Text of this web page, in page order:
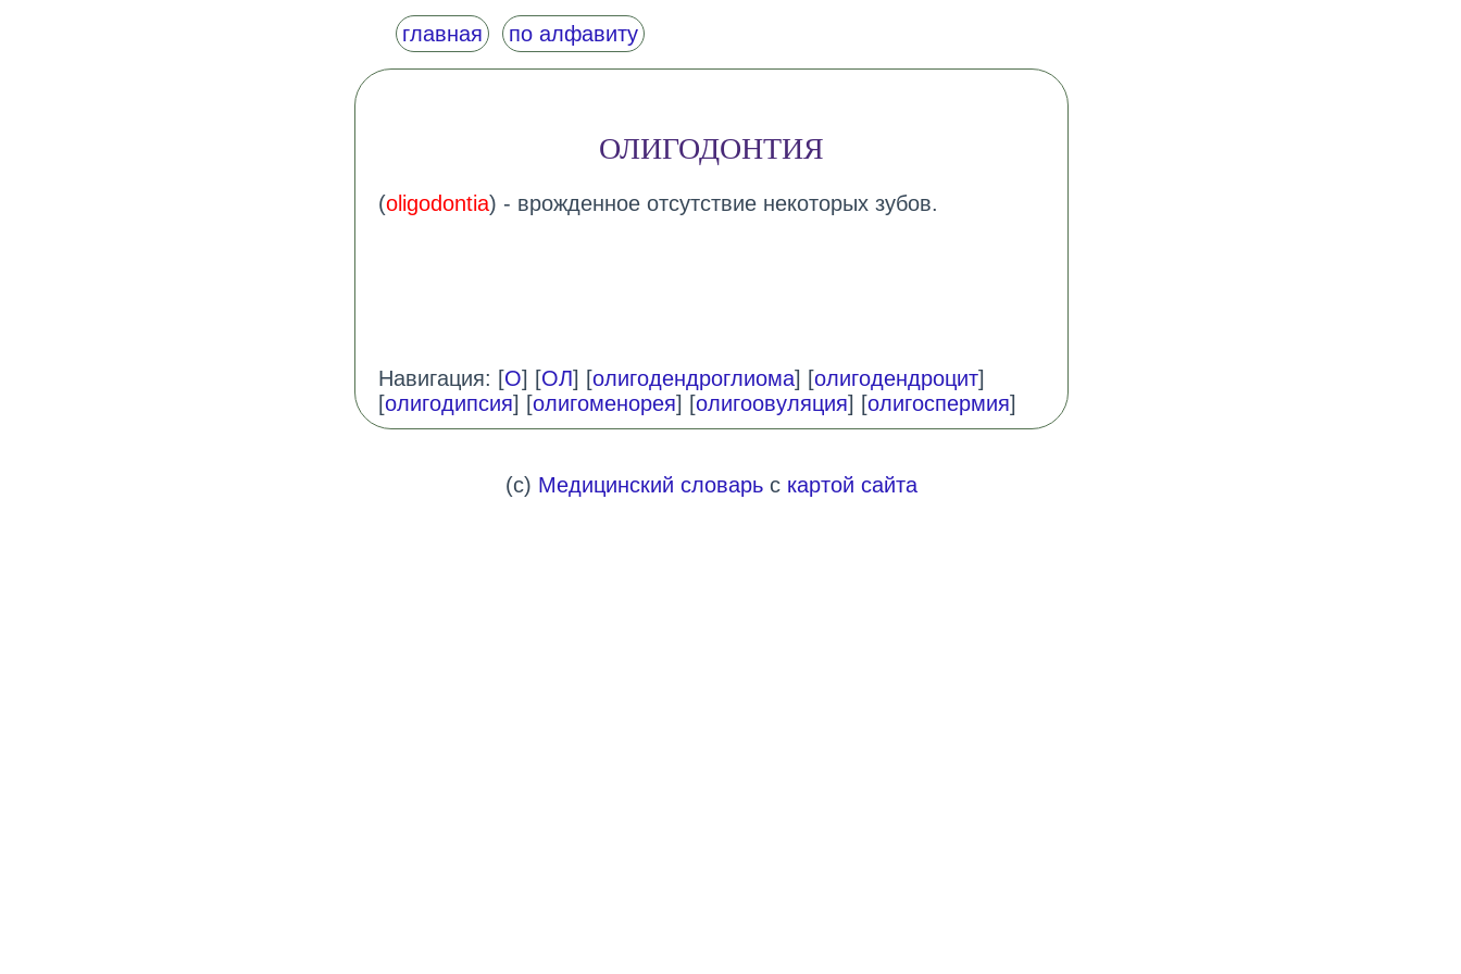
главная по алфавиту
ОЛИГОДОНТИЯ
(oligodontia) - врожденное отсутствие некоторых зубов.
Навигация: [О] [ОЛ] [олигодендроглиома] [олигодендроцит]
[олигодипсия] [олигоменорея] [олигоовуляция] [олигоспермия]
(c) Медицинский словарьс картой сайта